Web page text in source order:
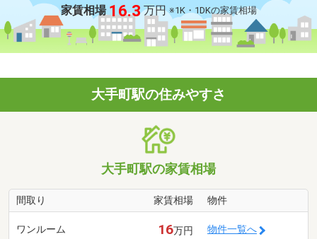
家賃相場 16.3 万円 ※1K・1DKの家賃相場
大手町駅の住みやすさ
大手町駅の家賃相場
間取り 家賃相場 物件
ワンルーム 16万円 物件一覧へ